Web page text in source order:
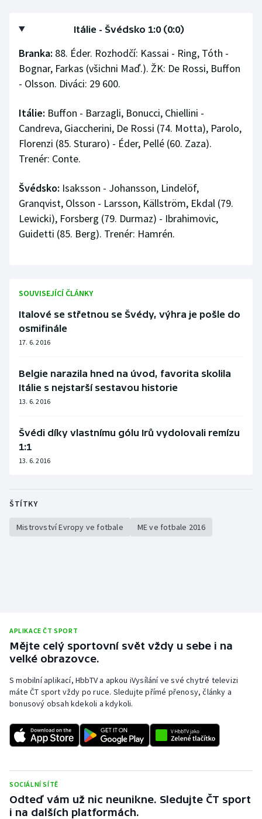
Itálie - Švédsko 1:0 (0:0)
Branka: 88. Éder. Rozhodčí: Kassai - Ring, Tóth -
Bognar, Farkas (všichni Maď.). ŽK: De Rossi, Buffon
- Olsson. Diváci: 29 600.
Itálie: Buffon - Barzagli, Bonucci, Chiellini -
Candreva, Giaccherini, De Rossi (74. Motta), Parolo,
Florenzi (85. Sturaro) - Éder, Pellé (60. Zaza).
Trenér: Conte.
Švédsko: Isaksson - Johansson, Lindelöf,
Granqvist, Olsson - Larsson, Källström, Ekdal (79.
Lewicki), Forsberg (79. Durmaz) - Ibrahimovic,
Guidetti (85. Berg). Trenér: Hamrén.
SOUVISEJÍCÍ ČLÁNKY
Italové se střetnou se Švédy, výhra je pošle do
osmifinále
17. 6. 2016
Belgie narazila hned na úvod, favorita skolila
Itálie s nejstarší sestavou historie
13. 6. 2016
Švédi díky vlastnímu gólu Irů vydolovali remízu
1:1
13. 6. 2016
ŠTÍTKY
Mistrovství Evropy ve fotbale ME ve fotbale 2016
APLIKACE ČT SPORT
Mějte celý sportovní svět vždy u sebe i na
velké obrazovce.
S mobilní aplikací, HbbTV a apkou iVysílání ve své chytré televizi
máte ČT sport vždy po ruce. Sledujte přímé přenosy, články a
bonusový obsah kdekoli a kdykoli.
SOCIÁLNÍ SÍTĚ
Odteď vám už nic neunikne. Sledujte ČT sport
i na dalších platformách.